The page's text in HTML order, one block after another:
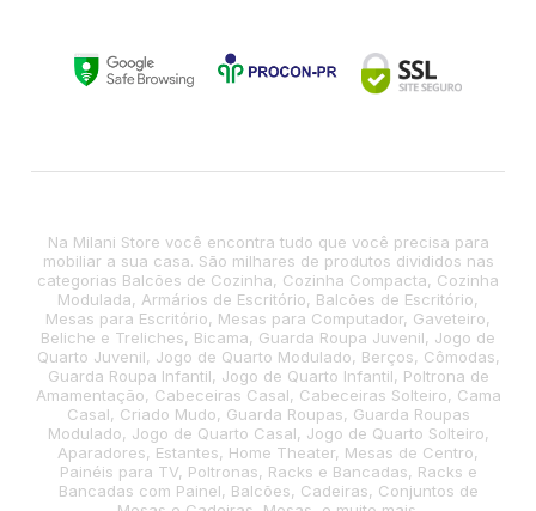
Na Milani Store você encontra tudo que você precisa para
mobiliar a sua casa. São milhares de produtos divididos nas
categorias Balcões de Cozinha, Cozinha Compacta, Cozinha
Modulada, Armários de Escritório, Balcões de Escritório,
Mesas para Escritório, Mesas para Computador, Gaveteiro,
Beliche e Treliches, Bicama, Guarda Roupa Juvenil, Jogo de
Quarto Juvenil, Jogo de Quarto Modulado, Berços, Cômodas,
Guarda Roupa Infantil, Jogo de Quarto Infantil, Poltrona de
Amamentação, Cabeceiras Casal, Cabeceiras Solteiro, Cama
Casal, Criado Mudo, Guarda Roupas, Guarda Roupas
Modulado, Jogo de Quarto Casal, Jogo de Quarto Solteiro,
Aparadores, Estantes, Home Theater, Mesas de Centro,
Painéis para TV, Poltronas, Racks e Bancadas, Racks e
Bancadas com Painel, Balcões, Cadeiras, Conjuntos de